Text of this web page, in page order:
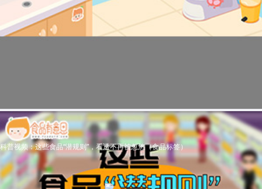
科普视频：这些食品“潜规则”，看透不再被忽悠（食品标签）